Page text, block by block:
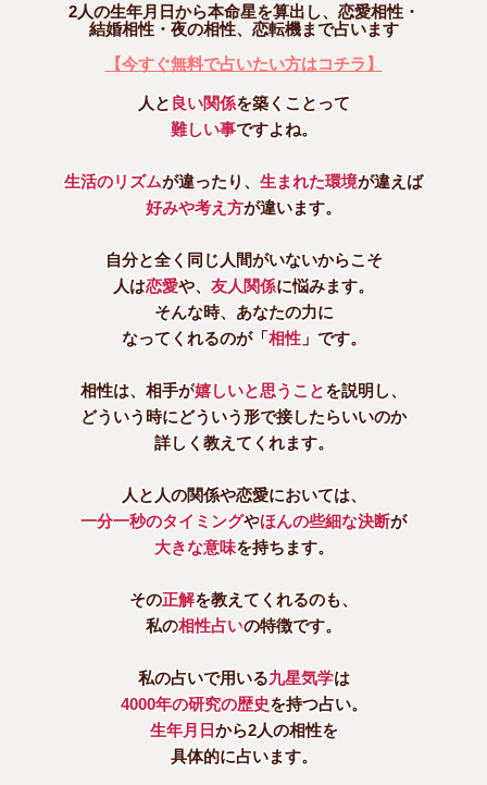
2人の生年月日から本命星を算出し、恋愛相性・
結婚相性・夜の相性、恋転機まで占います
【今すぐ無料で占いたい方はコチラ】
人と 良い関係を築くことって
難しい事ですよね。
生活のリズムが違ったり、 生まれた環境が違えば
好みや考え方が違います。
自分と全く同じ人間がいないからこそ
人は恋愛や、 友人関係に悩みます。
そんな時、あなたの力に
なってくれるのが「相性」です。
相性は、相手が嬉しいと思うことを説明し、
どういう時にどういう形で接したらいいのか
詳しく教えてくれます。
人と人の関係や恋愛においては、
一分一秒のタイミングやほんの些細な決断が
大きな意味を持ちます。
その正解を教えてくれるのも、
私の相性占いの特徴です。
私の占いで用いる九星気学は
4000年の研究の歴史を持つ占い。
生年月日から2人の相性を
具体的に占います。